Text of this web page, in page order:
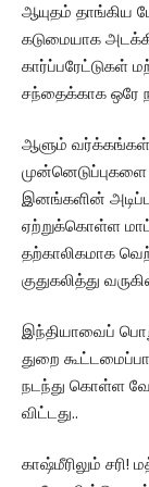
ஆயுதம் தாங்கிய
கடுமையாக
கார்ப்பரேட்டுகள்
சந்தைக்காக ஒரே
ஆளும்
இனங்களின்
ஏற்றுக்கொள்ள
தற்காலிகமாக
குதுகலித்து
இந்தியாவைப்
துறை
நடந்து கொள்ள
விட்டது..
காஷ்மீரிலும் சரி!